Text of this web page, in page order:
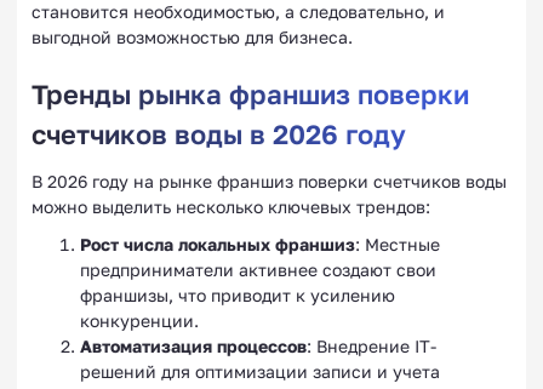
становится необходимостью, а следовательно, и
выгодной возможностью для бизнеса.
Тренды рынка франшиз поверки
счетчиков воды в 2026 году
В 2026 году на рынке франшиз поверки счетчиков воды
можно выделить несколько ключевых трендов:
Рост числа локальных франшиз: Местные
предприниматели активнее создают свои
франшизы, что приводит к усилению
конкуренции.
Автоматизация процессов: Внедрение IT-
решений для оптимизации записи и учета